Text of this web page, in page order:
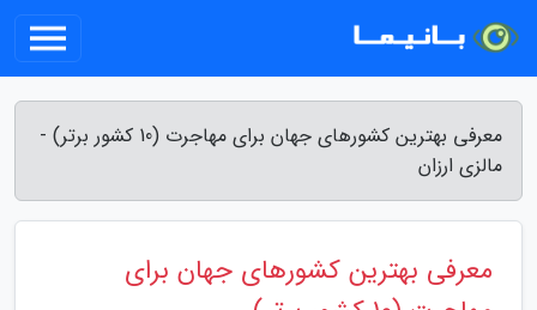
معرفی بهترین کشورهای جهان برای مهاجرت (10 کشور برتر) -
مالزی ارزان
معرفی بهترین کشورهای جهان برای